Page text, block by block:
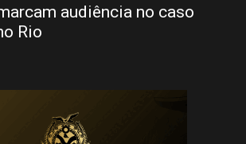
audiência no caso
Rio